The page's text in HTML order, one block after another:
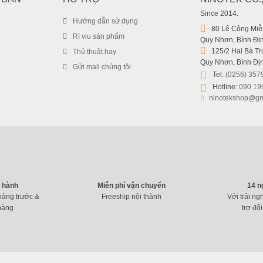
Hướng dẫn sử dụng
Rì viu sản phẩm
Thủ thuật hay
Gửi mail chúng tôi
Since 2014.
80 Lê Công
Quy Nhơn, Bình
125/2 Hai Bà
Quy Nhơn, Bình
Tel: (0256)
Hotline: 090
trước &
Miễn phí vận chuyển
Freeship nội thành
14
Với trải
trợ